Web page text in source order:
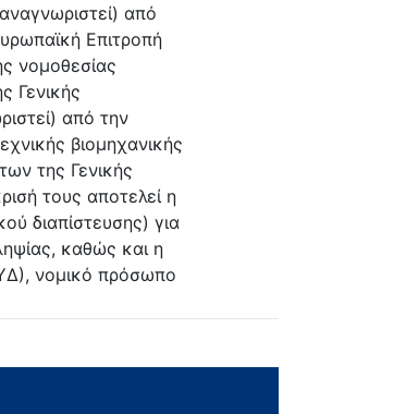
από
Επιτροπή
νομοθεσίας
Γενικής
από την
βιομηχανικής
της Γενικής
τους αποτελεί η
διαπίστευσης) για
καθώς και η
νομικό πρόσωπο